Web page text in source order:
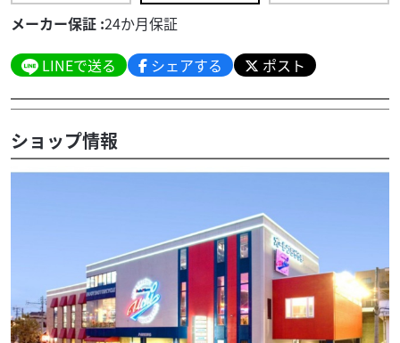
メーカー保証 :24か月保証
LINEで送る
シェアする ポスト
ショップ情報